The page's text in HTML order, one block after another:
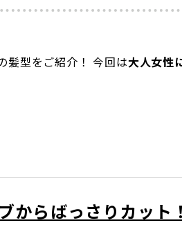
髪型をご紹介！ 今回は大人女性
からばっさりカット